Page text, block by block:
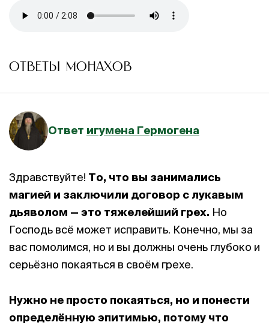
ОТВЕТЫ МОНАХОВ
Ответ игумена Гермогена
Здравствуйте! То, что вы занимались
магией и заключили договор с лукавым
дьяволом — это тяжелейший грех. Но
Господь всё может исправить. Конечно, мы за
вас помолимся, но и вы должны очень глубоко и
серьёзно покаяться в своём грехе.
Нужно не просто покаяться, но и понести
определённую эпитимью, потому что